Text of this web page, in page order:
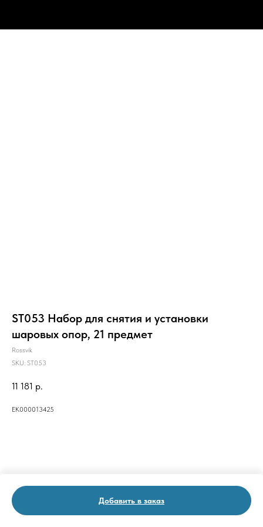
ST053 Набор для снятия и установки
шаровых опор, 21 предмет
Rossvik
SKU: ST053
11 181 р.
Добавить в заказ
ЕК000013425